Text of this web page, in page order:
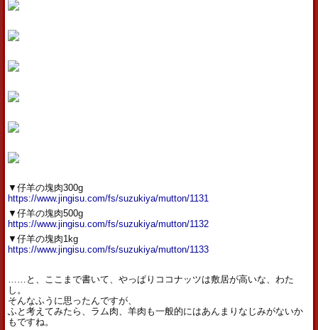
▼仔羊の塊肉300g
https://www.jingisu.com/fs/suzukiya/mutton/1131
▼仔羊の塊肉500g
https://www.jingisu.com/fs/suzukiya/mutton/1132
▼仔羊の塊肉1kg
https://www.jingisu.com/fs/suzukiya/mutton/1133
……と、ここまで書いて、やっぱりココナッツは敷居が高いな、わた
し。
そんなふうに思ったんですが、
ふと考えてみたら、ラム肉、羊肉も一般的にはあんまりなじみがないか
もですね。